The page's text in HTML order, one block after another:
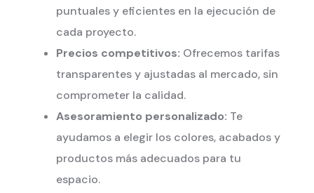
puntuales y eficientes en la ejecución de
cada proyecto.
Precios competitivos: Ofrecemos tarifas
transparentes y ajustadas al mercado, sin
comprometer la calidad.
Asesoramiento personalizado: Te
ayudamos a elegir los colores, acabados y
productos más adecuados para tu
espacio.